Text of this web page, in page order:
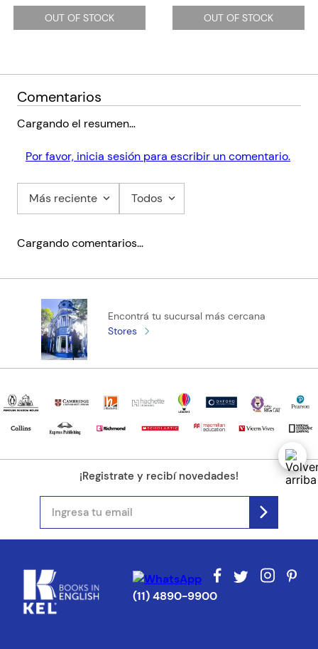
OUT OF STOCK OUT OF STOCK
Comentarios
Cargando el resumen…
Por favor, inicia sesión para escribir un comentario.
Más reciente Todos
Cargando comentarios…
Encontrá tu sucursal más cercana
Stores
¡Registrate y recibí novedades!
(11) 4890-9900